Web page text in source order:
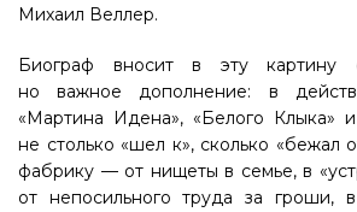
Михаил Веллер.
Биограф вносит в эту картину
но важное дополнение: в
«Мартина Идена», «Белого Клыка»
не столько «шел к», сколько «бежал
фабрику — от нищеты в семье, в
от непосильного труда за гроши,